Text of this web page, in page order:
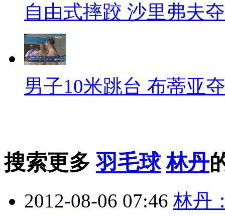
自由式摔跤 沙里弗夫
男子10米跳台 布蒂亚
搜索更多羽毛球 林丹
2012-08-06 07:46 林丹